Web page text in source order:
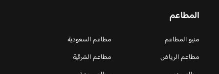
المطاعم
منيو المطاعم
مطاعم السعودية
مطاعم الرياض
مطاعم الشرقية